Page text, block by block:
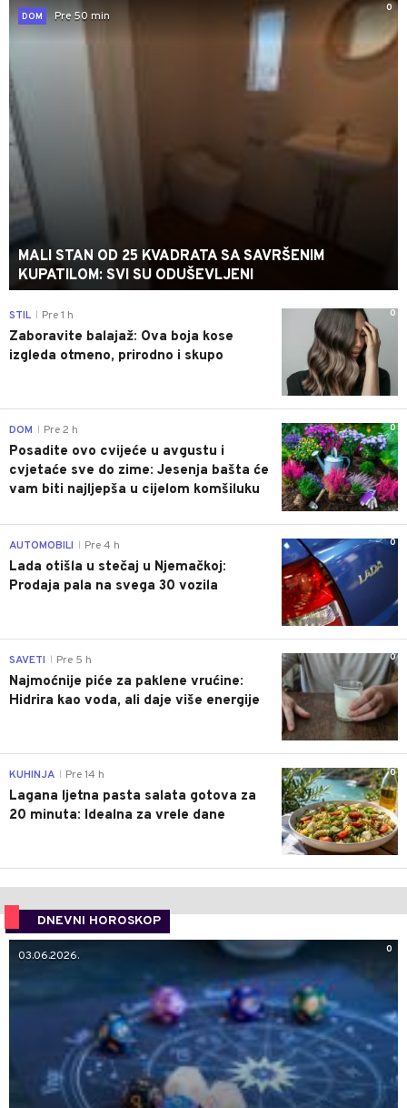
0
DOM
Pre 50 min
MALI STAN OD 25 KVADRATA SA SAVRŠENIM
KUPATILOM: SVI SU ODUŠEVLJENI
0
STIL Pre 1 h
Zaboravite balajaž: Ova boja kose
izgleda otmeno, prirodno i skupo
0
DOM Pre 2 h
Posadite ovo cvijeće u avgustu i
cvjetaće sve do zime: Jesenja bašta će
vam biti najljepša u cijelom komšiluku
0
AUTOMOBILI Pre 4 h
Lada otišla u stečaj u Njemačkoj:
Prodaja pala na svega 30 vozila
0
SAVETI Pre 5 h
Najmoćnije piće za paklene vrućine:
Hidrira kao voda, ali daje više energije
0
KUHINJA Pre 14 h
Lagana ljetna pasta salata gotova za
20 minuta: Idealna za vrele dane
DNEVNI HOROSKOP
0
03.06.2026.